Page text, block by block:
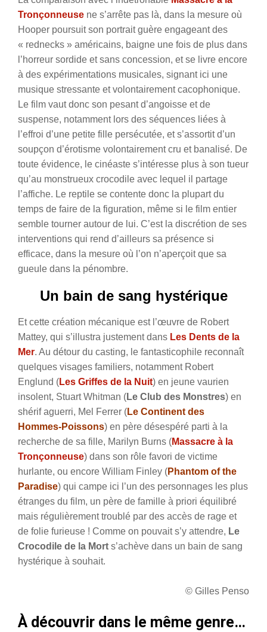
Tronçonneuse ne s’arrête pas là, dans la mesure où
Hooper poursuit son portrait guère engageant des
« rednecks » américains, baigne une fois de plus dans
l’horreur sordide et sans concession, et se livre encore
à des expérimentations musicales, signant ici une
musique stressante et volontairement cacophonique.
Le film vaut donc son pesant d’angoisse et de
suspense, notamment lors des séquences liées à
l’effroi d’une petite fille persécutée, et s’assortit d’un
soupçon d’érotisme volontairement cru et banalisé. De
toute évidence, le cinéaste s’intéresse plus à son tueur
qu’au monstrueux crocodile avec lequel il partage
l’affiche. Le reptile se contente donc la plupart du
temps de faire de la figuration, même si le film entier
semble tourner autour de lui. C’est la discrétion de ses
interventions qui rend d’ailleurs sa présence si
efficace, dans la mesure où l’on n’aperçoit que sa
gueule dans la pénombre.
Un bain de sang hystérique
Et cette création mécanique est l’œuvre de Robert
Mattey, qui s’illustra justement dans Les Dents de la
Mer. Au détour du casting, le fantasticophile reconnaît
quelques visages familiers, notamment Robert
Englund (Les Griffes de la Nuit) en jeune vaurien
insolent, Stuart Whitman (Le Club des Monstres) en
shérif aguerri, Mel Ferrer (Le Continent des
Hommes-Poissons) en père désespéré parti à la
recherche de sa fille, Marilyn Burns (Massacre à la
Tronçonneuse) dans son rôle favori de victime
hurlante, ou encore William Finley (Phantom of the
Paradise) qui campe ici l’un des personnages les plus
étranges du film, un père de famille à priori équilibré
mais régulièrement troublé par des accès de rage et
de folie furieuse ! Comme on pouvait s’y attendre, Le
Crocodile de la Mort s’achève dans un bain de sang
hystérique à souhait.
© Gilles Penso
À découvrir dans le même genre…